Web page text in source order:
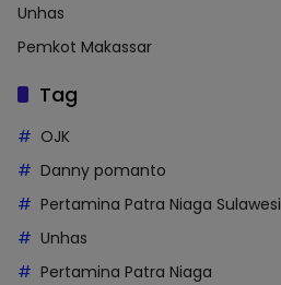
Unhas
Pemkot Makassar
Tag
OJK
Danny pomanto
Pertamina Patra Niaga Sulawesi
Unhas
Pertamina Patra Niaga